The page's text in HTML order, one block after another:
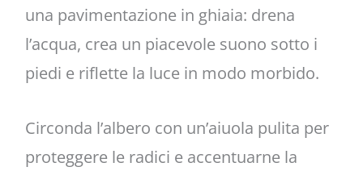
una pavimentazione in ghiaia: drena
l’acqua, crea un piacevole suono sotto i
piedi e riflette la luce in modo morbido.
Circonda l’albero con un’aiuola pulita per
proteggere le radici e accentuarne la